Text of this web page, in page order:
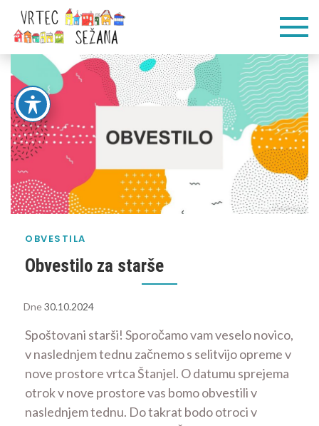
Skip
content
Sežana
Veliko pogumnih
OBVESTILA
Obvestilo za starše
Dne30.10.2024
Spoštovani starši! Sporočamo vam veselo novico,
v naslednjem tednu začnemo s selitvijo opreme v
nove prostore vrtca Štanjel. O datumu sprejema
otrok v nove prostore vas bomo obvestili v
naslednjem tednu. Do takrat bodo otroci v